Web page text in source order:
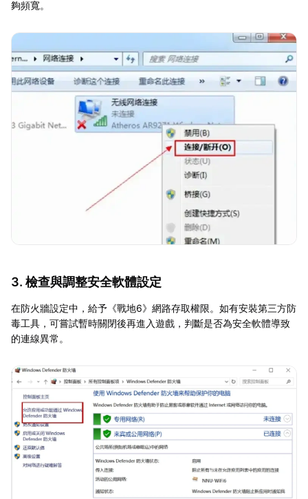
夠頻寬。
3. 檢查與調整安全軟體設定
在防火牆設定中，給予《戰地6》網路存取權限。如有安裝第三方防
毒工具，可嘗試暫時關閉後再進入遊戲，判斷是否為安全軟體導致
的連線異常。